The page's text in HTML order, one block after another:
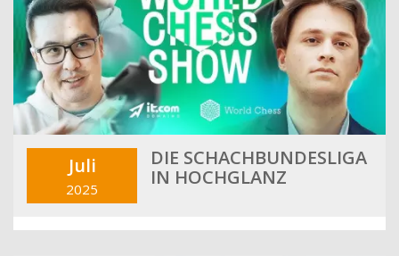
Juli
2025
DIE SCHACHBUNDESLIGA
IN HOCHGLANZ